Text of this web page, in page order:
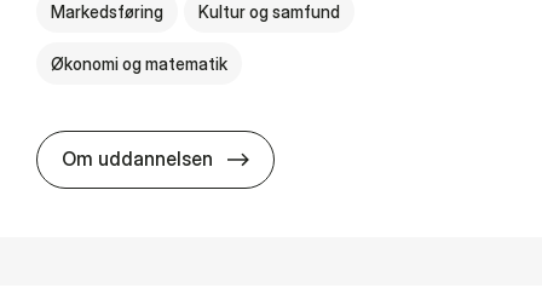
Markedsføring Kultur og samfund
Økonomi og matematik
Om uddannelsen HA i mar­keds- og kul­tu­r­a­na­ly­se